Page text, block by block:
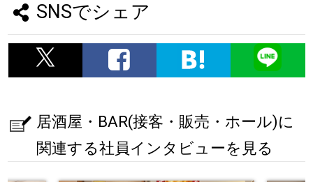
SNSでシェア
居酒屋・BAR(接客・販売・ホール)に
関連する社員インタビューを見る